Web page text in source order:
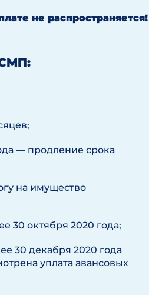
не распространяется!
— продление срока
на имущество
30 октября 2020 года;
30 декабря 2020 года
уплата авансовых